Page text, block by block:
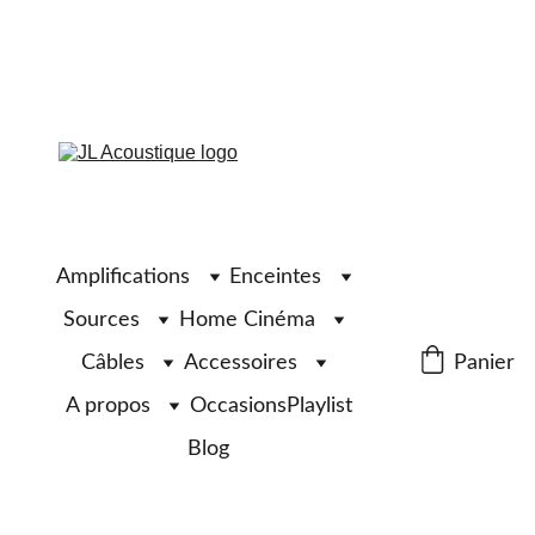
Amplifications
Enceintes
Sources
Home Cinéma
Câbles
Accessoires
A propos
Occasions Playlist
Blog
Panier